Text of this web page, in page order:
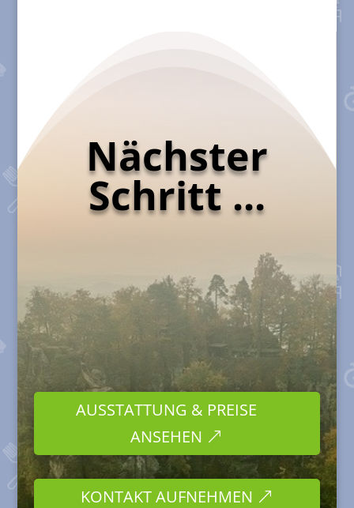
Nächster
Schritt ...
AUSSTATTUNG & PREISE
ANSEHEN
KONTAKT AUFNEHMEN